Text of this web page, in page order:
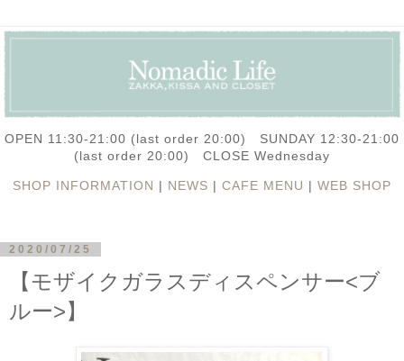
OPEN 11:30-21:00 (last order 20:00) SUNDAY 12:30-21:00
(last order 20:00) CLOSE Wednesday
SHOP INFORMATION | NEWS | CAFE MENU | WEB SHOP
2020/07/25
【モザイクガラスディスペンサー<ブ
ルー>】